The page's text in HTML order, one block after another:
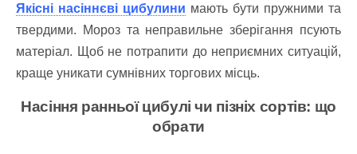
Якісні насіннєві цибулини мають бути пружними та
твердими. Мороз та неправильне зберігання псують
матеріал. Щоб не потрапити до неприємних ситуацій,
краще уникати сумнівних торгових місць.
Насіння ранньої цибулі чи пізніх сортів: що
обрати